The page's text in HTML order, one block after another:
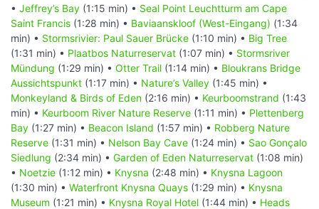
• Jeffrey’s Bay (1:15 min) • Seal Point Leuchtturm am Cape
Saint Francis (1:28 min) • Baviaanskloof (West-Eingang) (1:34
min) • Stormsrivier: Paul Sauer Brücke (1:10 min) • Big Tree
(1:31 min) • Plaatbos Naturreservat (1:07 min) • Stormsriver
Mündung (1:29 min) • Otter Trail (1:14 min) • Bloukrans Bridge
Aussichtspunkt (1:17 min) • Nature’s Valley (1:45 min) •
Monkeyland & Birds of Eden (2:16 min) • Keurboomstrand (1:43
min) • Keurboom River Nature Reserve (1:11 min) • Plettenberg
Bay (1:27 min) • Beacon Island (1:57 min) • Robberg Nature
Reserve (1:31 min) • Nelson Bay Cave (1:24 min) • Sao Gonçalo
Siedlung (2:34 min) • Garden of Eden Naturreservat (1:08 min)
• Noetzie (1:12 min) • Knysna (2:48 min) • Knysna Lagoon
(1:30 min) • Waterfront Knysna Quays (1:29 min) • Knysna
Museum (1:21 min) • Knysna Royal Hotel (1:44 min) • Heads